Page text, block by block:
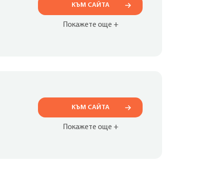
КЪМ САЙТА
Покажете още +
КЪМ САЙТА
Покажете още +